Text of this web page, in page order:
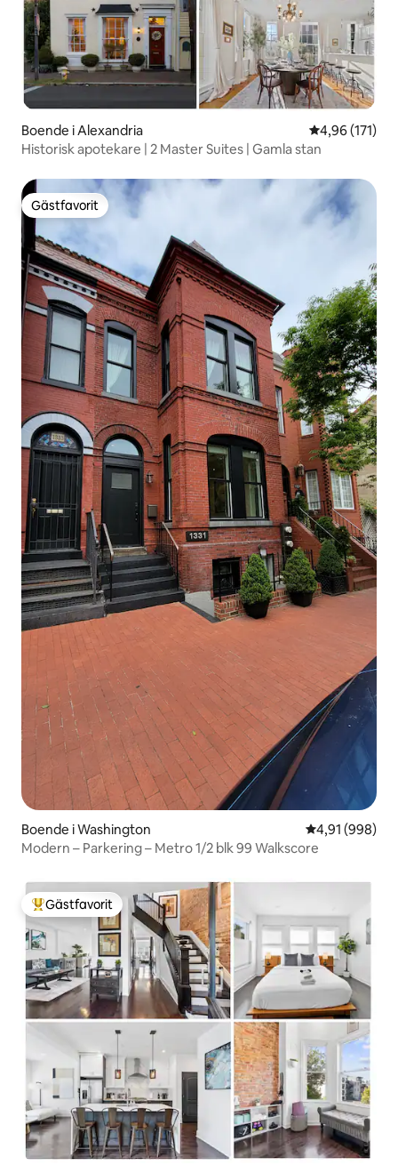
Boende i Alexandria 4,96 av 5 i
4,96 (171)
Historisk apotekare | 2 Master Suites | Gamla stan
Gästfavorit
Gästfavorit
Boende i Washington 4,91 av 5 i
4,91 (998)
Modern – Parkering – Metro 1/2 blk 99 Walkscore
Populär gästfavorit
Gästfavorit